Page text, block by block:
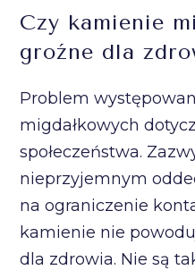
Czy kamienie
groźne dla
Problem
migdałkowych
społeczeństwa.
nieprzyjemnym
na ograniczenie
kamienie nie
dla zdrowia. Nie są